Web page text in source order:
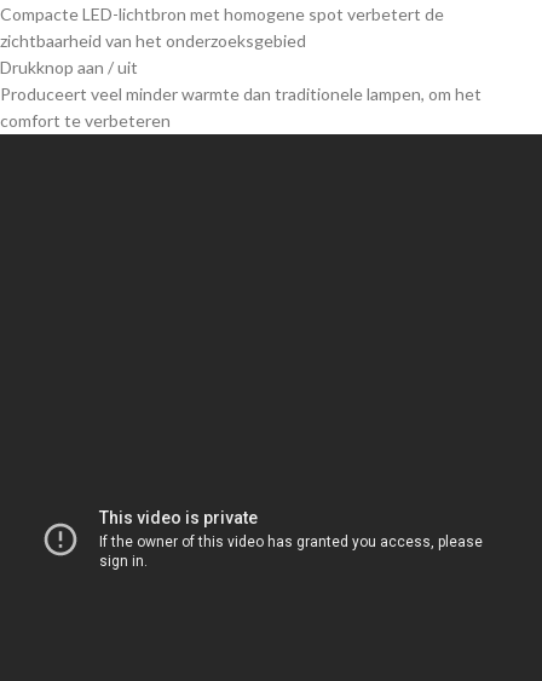
Compacte LED-lichtbron met homogene spot verbetert de
zichtbaarheid van het onderzoeksgebied
Drukknop aan / uit
Produceert veel minder warmte dan traditionele lampen, om het
comfort te verbeteren